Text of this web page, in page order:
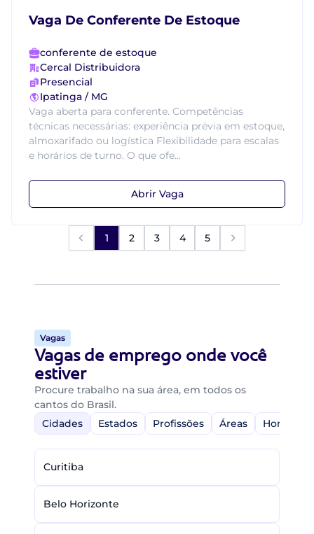
Vaga De Conferente De Estoque
conferente de estoque
Cercal Distribuidora
Presencial
Ipatinga / MG
Vaga aberta para conferente. Competências
técnicas necessárias: experiência prévia em estoque,
almoxarifado ou logística Flexibilidade para escalas
e horários de turno. O que ofe...
Abrir Vaga
1 2 3 4 5
Vagas
Vagas de emprego onde você
estiver
Procure trabalho na sua área, em todos os
cantos do Brasil.
Cidades
Estados Profissões Áreas Home-
Curitiba
Belo Horizonte